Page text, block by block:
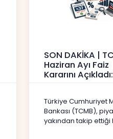
SON DAKİKA |
Haziran Ayı Faiz
Kararını Açıkladı:
Haberler
Türkiye Cumhuriyet
Bankası (TCMB),
yakından takip ettiği